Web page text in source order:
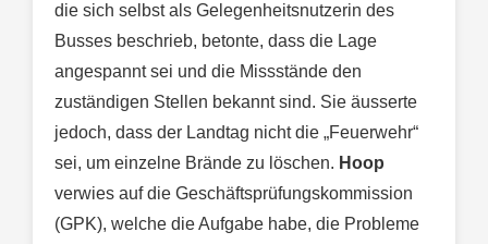
die sich selbst als Gelegenheitsnutzerin des
Busses beschrieb, betonte, dass die Lage
angespannt sei und die Missstände den
zuständigen Stellen bekannt sind. Sie äusserte
jedoch, dass der Landtag nicht die „Feuerwehr“
sei, um einzelne Brände zu löschen. Hoop
verwies auf die Geschäftsprüfungskommission
(GPK), welche die Aufgabe habe, die Probleme